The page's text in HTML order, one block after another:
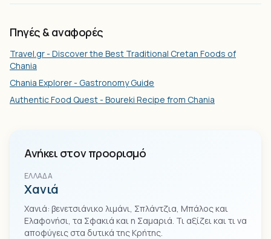
Πηγές & αναφορές
Travel.gr - Discover the Best Traditional Cretan Foods of
Chania
Chania Explorer - Gastronomy Guide
Authentic Food Quest - Boureki Recipe from Chania
Ανήκει στον προορισμό
ΕΛΛΆΔΑ
Χανιά
Χανιά: βενετσιάνικο λιμάνι, Σπλάντζια, Μπάλος και
Ελαφονήσι, τα Σφακιά και η Σαμαριά. Τι αξίζει και τι να
αποφύγεις στα δυτικά της Κρήτης.